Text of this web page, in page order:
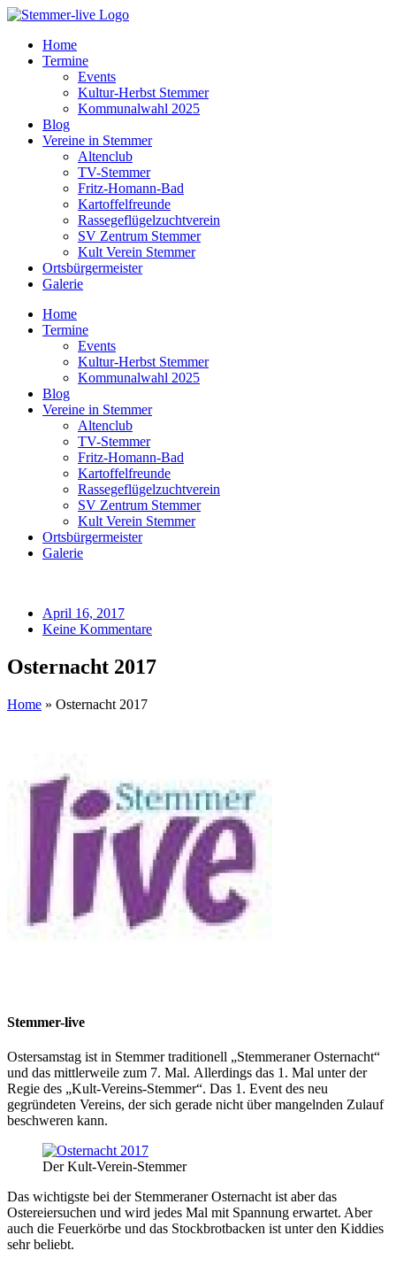
Home
Termine
Events
Kultur-Herbst Stemmer
Kommunalwahl 2025
Blog
Vereine in Stemmer
Altenclub
TV-Stemmer
Fritz-Homann-Bad
Kartoffelfreunde
Rassegeflügelzuchtverein
SV Zentrum Stemmer
Kult Verein Stemmer
Ortsbürgermeister
Galerie
Home
Termine
Events
Kultur-Herbst Stemmer
Kommunalwahl 2025
Blog
Vereine in Stemmer
Altenclub
TV-Stemmer
Fritz-Homann-Bad
Kartoffelfreunde
Rassegeflügelzuchtverein
SV Zentrum Stemmer
Kult Verein Stemmer
Ortsbürgermeister
Galerie
April 16, 2017
Keine Kommentare
Osternacht 2017
Home » Osternacht 2017
Stemmer-live
Ostersamstag ist in Stemmer traditionell „Stemmeraner Osternacht“
und das mittlerweile zum 7. Mal. Allerdings das 1. Mal unter der
Regie des „Kult-Vereins-Stemmer“. Das 1. Event des neu
gegründeten Vereins, der sich gerade nicht über mangelnden Zulauf
beschweren kann.
Der Kult-Verein-Stemmer
Das wichtigste bei der Stemmeraner Osternacht ist aber das
Ostereiersuchen und wird jedes Mal mit Spannung erwartet. Aber
auch die Feuerkörbe und das Stockbrotbacken ist unter den Kiddies
sehr beliebt.